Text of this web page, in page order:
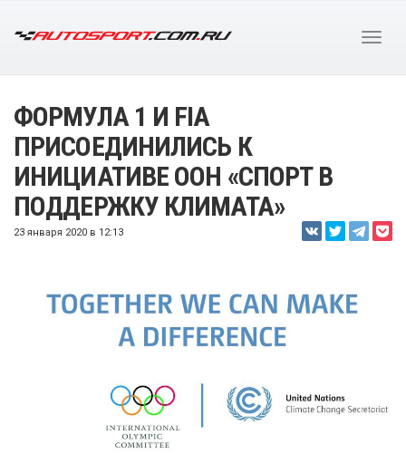
ФОРМУЛА 1 И FIA
ПРИСОЕДИНИЛИСЬ К
ИНИЦИАТИВЕ ООН «СПОРТ В
ПОДДЕРЖКУ КЛИМАТА»
23 января 2020 в 12:13